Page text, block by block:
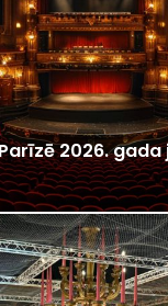
2026. gada